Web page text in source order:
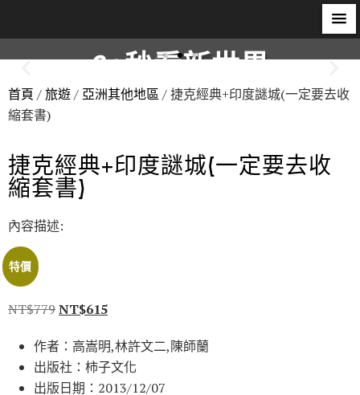
60秒看新世界
柿子文化
首頁 /旅遊/ 亞洲其他地區 / 捷克經典+印度謎城(一定要去收
縮套書)
捷克經典+印度謎城(一定要去收
縮套書)
內容描述:
特價
NT$779NT$615
作者：高嵩明,林許文二,陳師蘭
出版社：柿子文化
出版日期：2013/12/07